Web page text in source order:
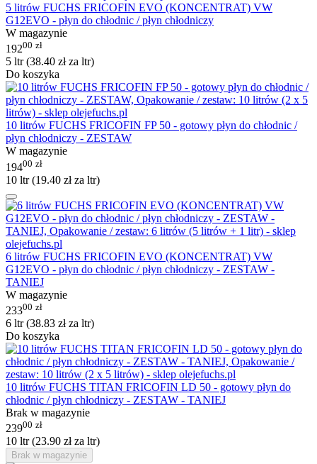
5 litrów FUCHS FRICOFIN EVO (KONCENTRAT) VW
G12EVO - płyn do chłodnic / płyn chłodniczy
W magazynie
19200 zł
5 ltr (38.40 złza ltr)
Do koszyka
10 litrów FUCHS FRICOFIN FP 50 - gotowy płyn do chłodnic /
płyn chłodniczy - ZESTAW
W magazynie
19400 zł
10 ltr (19.40 złza ltr)
6 litrów FUCHS FRICOFIN EVO (KONCENTRAT) VW
G12EVO - płyn do chłodnic / płyn chłodniczy - ZESTAW -
TANIEJ
W magazynie
23300 zł
6 ltr (38.83 złza ltr)
Do koszyka
10 litrów FUCHS TITAN FRICOFIN LD 50 - gotowy płyn do
chłodnic / płyn chłodniczy - ZESTAW - TANIEJ
Brak w magazynie
23900 zł
10 ltr (23.90 złza ltr)
Brak w magazynie